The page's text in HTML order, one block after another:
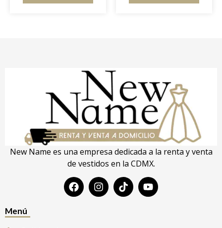
New Name es una empresa dedicada a la renta y venta
de vestidos en la CDMX.
Menú